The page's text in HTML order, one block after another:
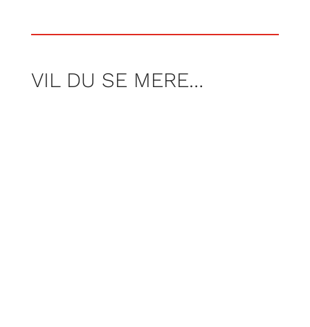
VIL DU SE MERE…